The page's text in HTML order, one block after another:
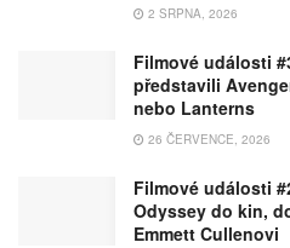
2 SRPNA, 2026
Filmové události
představili
nebo Lanterns
26 ČERVENCE, 2026
Filmové události
Odyssey do kin,
Emmett Cullenovi